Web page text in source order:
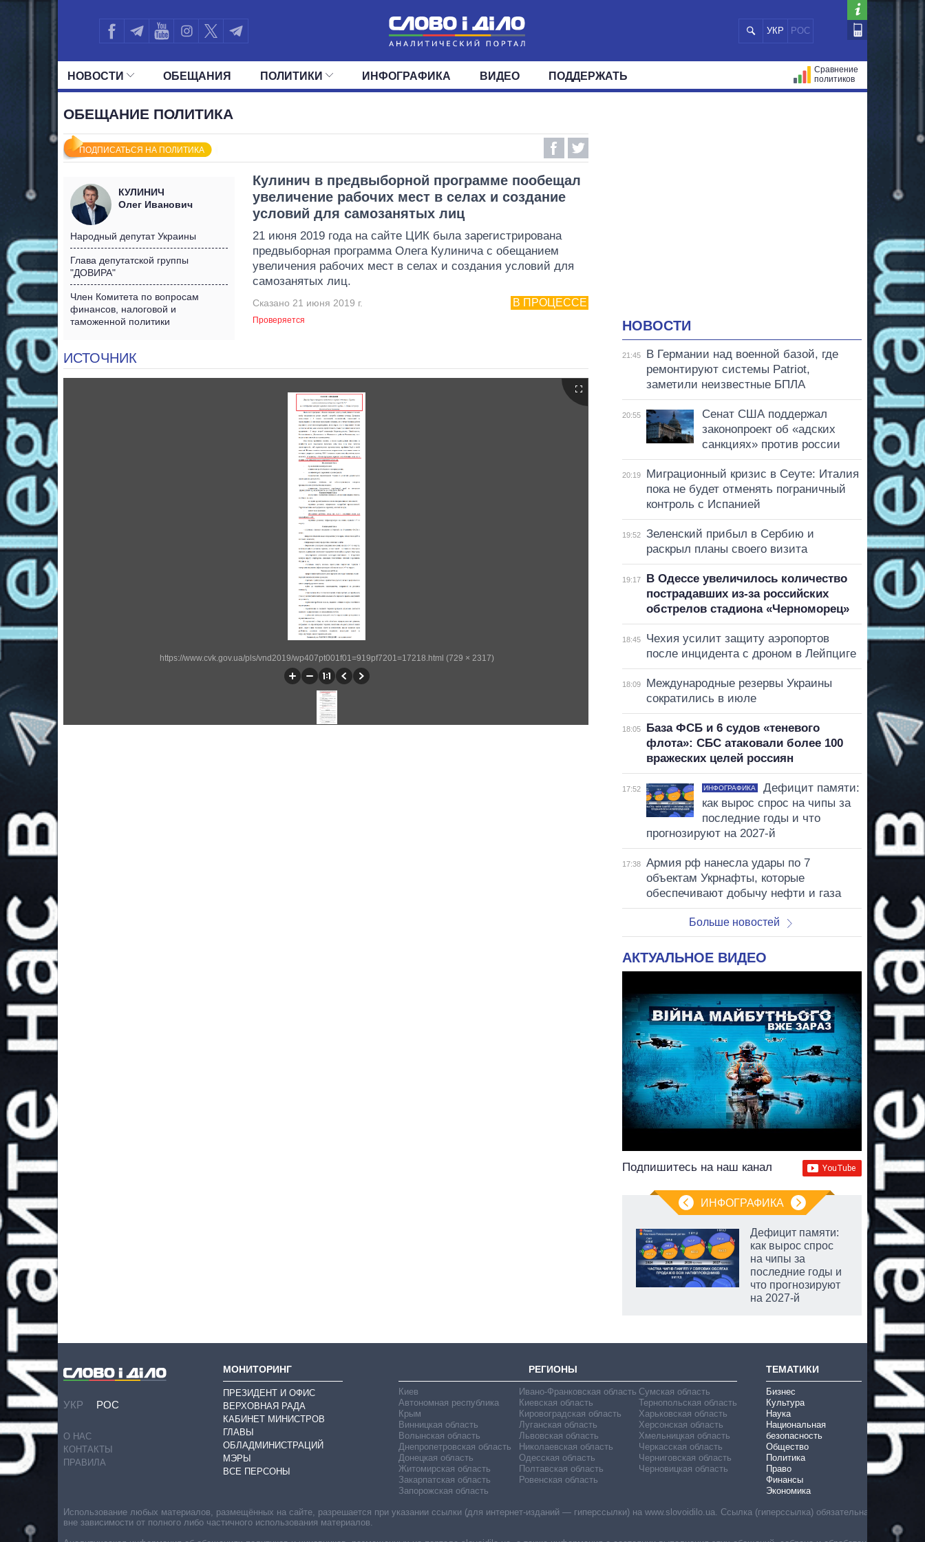
УКР РОС
НОВОСТИ
МИР
ОБЕЩАНИЯ ПОЛИТИКИ
ОКРУГА
ИНФОГРАФИКА ВИДЕО ПОДДЕРЖАТЬ
Сравнение
политиков
ОБЕЩАНИЕ ПОЛИТИКА
ПОДПИСАТЬСЯ НА ПОЛИТИКА
КУЛИНИЧ
Олег Иванович
Народный депутат Украины
Глава депутатской группы
"ДОВИРА"
Член Комитета по вопросам
финансов, налоговой и
таможенной политики
Кулинич в предвыборной программе пообещал
увеличение рабочих мест в селах и создание
условий для самозанятых лиц
21 июня 2019 года на сайте ЦИК была зарегистрирована
предвыборная программа Олега Кулинича с обещанием
увеличения рабочих мест в селах и создания условий для
самозанятых лиц.
В ПРОЦЕССЕ
Сказано 21 июня 2019 г.
Проверяется
ИСТОЧНИК
https://www.cvk.gov.ua/pls/vnd2019/wp407pt001f01=919pf7201=17218.html (729 × 2317)
НОВОСТИ
21:45
В Германии над военной базой, где
ремонтируют системы Patriot,
заметили неизвестные БПЛА
20:55
Сенат США поддержал
законопроект об «адских
санкциях» против россии
20:19
Миграционный кризис в Сеуте: Италия
пока не будет отменять пограничный
контроль с Испанией
19:52
Зеленский прибыл в Сербию и
раскрыл планы своего визита
19:17
В Одессе увеличилось количество
пострадавших из-за российских
обстрелов стадиона «Черноморец»
18:45
Чехия усилит защиту аэропортов
после инцидента с дроном в Лейпциге
18:09
Международные резервы Украины
сократились в июле
18:05
База ФСБ и 6 судов «теневого
флота»: СБС атаковали более 100
вражеских целей россиян
17:52 ИНФОГРАФИКА
Дефицит памяти:
как вырос спрос на чипы за
последние годы и что
прогнозируют на 2027-й
17:38
Армия рф нанесла удары по 7
объектам Укрнафты, которые
обеспечивают добычу нефти и газа
Больше новостей
АКТУАЛЬНОЕ ВИДЕО
Подпишитесь на наш канал
ИНФОГРАФИКА
Дефицит памяти:
как вырос спрос
на чипы за
последние годы и
что прогнозируют
на 2027-й
УКР РОС
О НАС
КОНТАКТЫ
ПРАВИЛА
МОНИТОРИНГ
ПРЕЗИДЕНТ И ОФИС
ВЕРХОВНАЯ РАДА
КАБИНЕТ МИНИСТРОВ
ГЛАВЫ
ОБЛАДМИНИСТРАЦИЙ
МЭРЫ
ВСЕ ПЕРСОНЫ
РЕГИОНЫ
Киев
Автономная республика
Крым
Винницкая область
Волынская область
Днепропетровская область
Донецкая область
Житомирская область
Закарпатская область
Запорожская область
Ивано-Франковская область
Киевская область
Кировоградская область
Луганская область
Львовская область
Николаевская область
Одесская область
Полтавская область
Ровенская область
Сумская область
Тернопольская область
Харьковская область
Херсонская область
Хмельницкая область
Черкасская область
Черниговская область
Черновицкая область
ТЕМАТИКИ
Бизнес
Культура
Наука
Национальная
безопасность
Общество
Политика
Право
Финансы
Экономика
Использование любых материалов, размещённых на сайте, разрешается при указании ссылки (для интернет-изданий — гиперссылки) на www.slovoidilo.ua. Ссылка (гиперссылка) обязательна
вне зависимости от полного либо частичного использования материалов.